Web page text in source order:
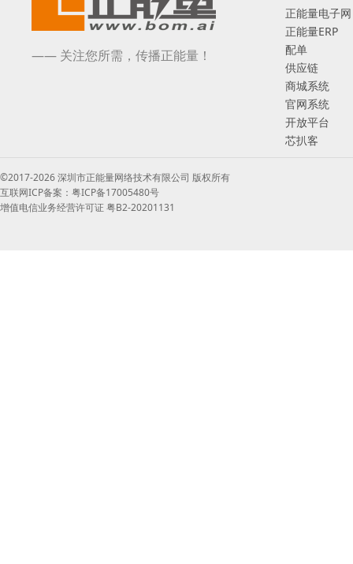
—— 关注您所需，传播正能量！
正能量电子网
正能量ERP
配单
供应链
商城系统
官网系统
开放平台
芯扒客
©2017-2026 深圳市正能量网络技术有限公司 版权所有
互联网ICP备案：粤ICP备17005480号
增值电信业务经营许可证 粤B2-20201131